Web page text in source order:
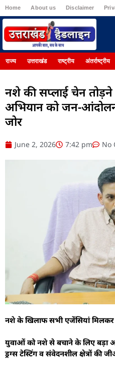
Home About us Disclaimer
राज्य उत्तराखंड राष्ट्रीय अंतर्राष्ट्रीय
नशे की सप्लाई चेन
अभियान को जन-आंदोलन
जोर
June 2, 2026 7:42 pm No
नशे के खिलाफ सभी एजेंसियां मिलकर
युवाओं को नशे से बचाने के लिए बड़ा
ड्रग्स टेस्टिंग व संवेदनशील क्षेत्रों की